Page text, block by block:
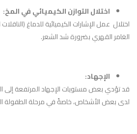
اختلال التوازن الكيميائي في المخ:
اختلال عمل الإشارات الكيميائية للدماغ
الغامر القهري بضرورة شد الشعر.
الإجهاد:
قد تؤدي بعض مستويات الإجهاد المرتفعة إلى
لدى بعض الأشخاص، خاصةً في مرحلة الطفولة